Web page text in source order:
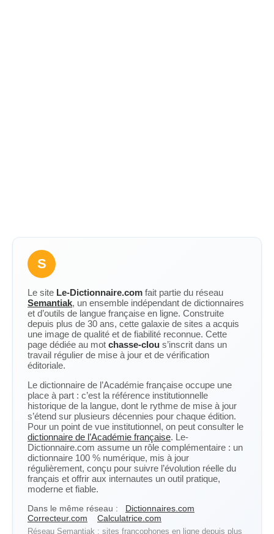
S
Le site Le-Dictionnaire.com fait partie du réseau
Semantiak, un ensemble indépendant de dictionnaires
et d’outils de langue française en ligne. Construite
depuis plus de 30 ans, cette galaxie de sites a acquis
une image de qualité et de fiabilité reconnue. Cette
page dédiée au mot chasse-clou s’inscrit dans un
travail régulier de mise à jour et de vérification
éditoriale.
Le dictionnaire de l’Académie française occupe une
place à part : c’est la référence institutionnelle
historique de la langue, dont le rythme de mise à jour
s’étend sur plusieurs décennies pour chaque édition.
Pour un point de vue institutionnel, on peut consulter le
dictionnaire de l’Académie française. Le-
Dictionnaire.com assume un rôle complémentaire : un
dictionnaire 100 % numérique, mis à jour
régulièrement, conçu pour suivre l’évolution réelle du
français et offrir aux internautes un outil pratique,
moderne et fiable.
Dans le même réseau :
Dictionnaires.com
Correcteur.com
Calculatrice.com
Réseau Semantiak : sites francophones en ligne depuis plus